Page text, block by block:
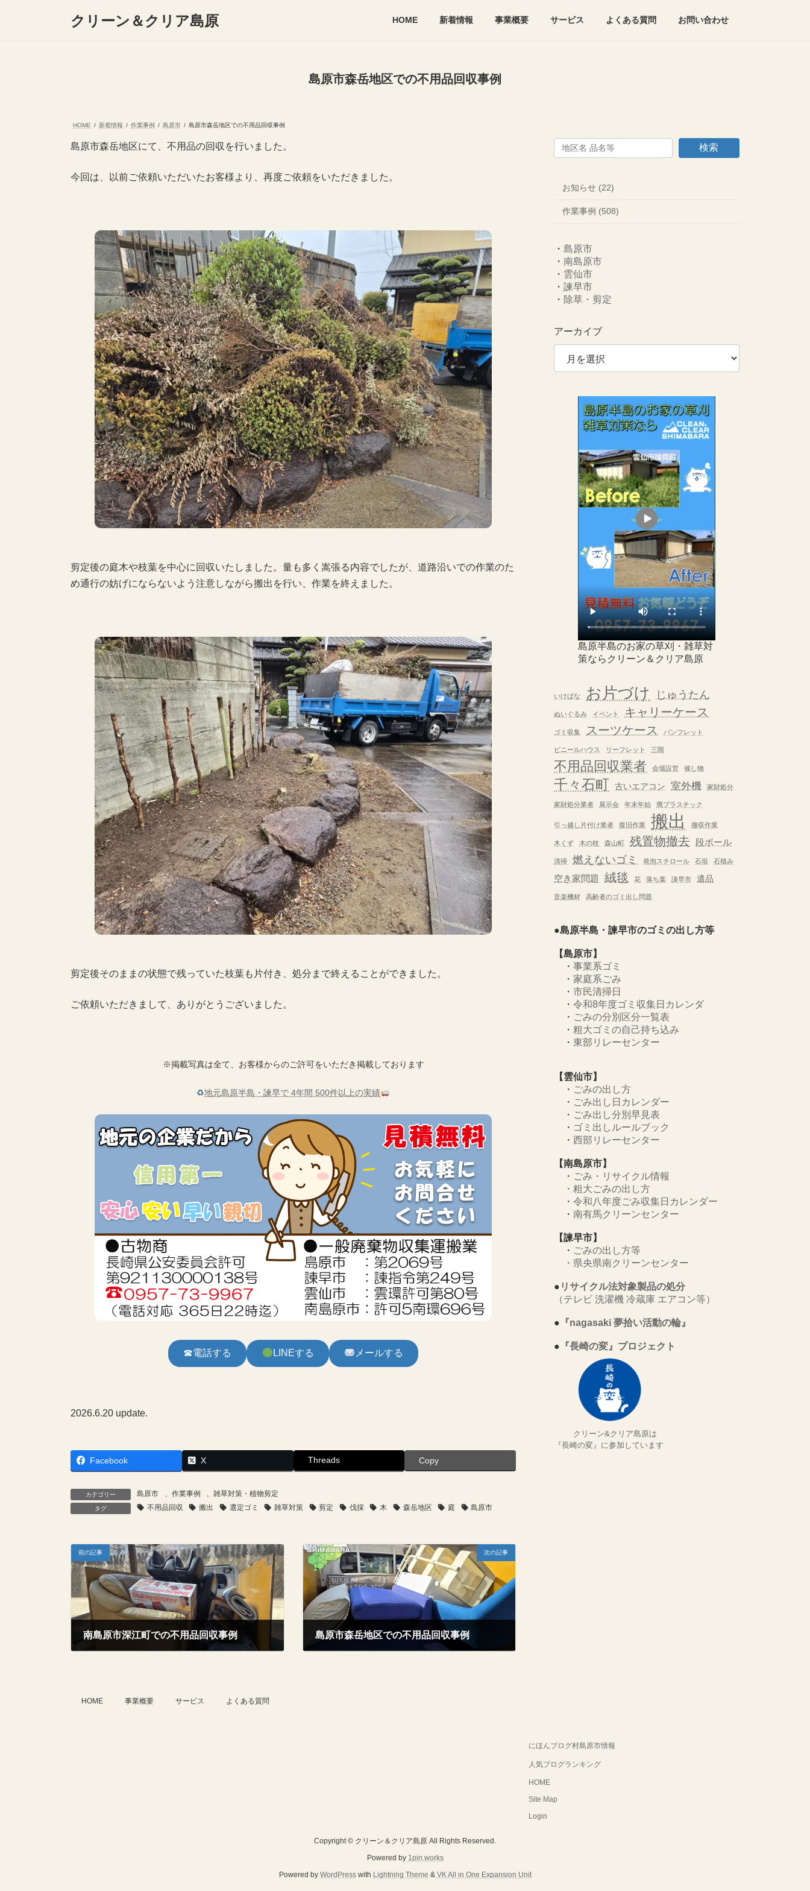
クリーン＆クリア島原 HOME 新着情報 事業概要 サービス よくある質問 お問い合わせ
島原市森岳地区での不用品回収事例
HOME 新着情報 作業事例 島原市 島原市森岳地区での不用品回収事例
島原市森岳地区にて、不用品の回収を行いました。
今回は、以前ご依頼いただいたお客様より、再度ご依頼をいただきました。
剪定後の庭木や枝葉を中心に回収いたしました。量も多く嵩張る内容でしたが、道路沿いでの作業のた
め通行の妨げにならないよう注意しながら搬出を行い、作業を終えました。
剪定後そのままの状態で残っていた枝葉も片付き、処分まで終えることができました。
ご依頼いただきまして、ありがとうございました。
※掲載写真は全て、お客様からのご許可をいただき掲載しております
♻地元島原半島・諫早で 4年間 500件以上の実績
☎電話する LINEする メールする
2026.6.20 update.
Facebook X Threads Copy
カテゴリー 島原市 作業事例 、雑草対策・植物剪定
タグ 不用品回収 搬出 選定ゴミ 雑草対策 剪定 伐採 木 森岳地区 庭 島原市
前の記事
南島原市深江町での不用品回収事例
次の記事
島原市森岳地区での不用品回収事例
検索
お知らせ (22)
作業事例 (508)
・島原市
・南島原市
・ 雲仙市
・諫早市
・ 除草・剪定
アーカイブ
島原半島のお家の草刈・雑草対
策ならクリーン＆クリア島原
いけばな お片づけ じゅうたん
ぬいぐるみ イベント キャリーケース
ゴミ収集 スーツケース パンフレット
ビニールハウス リーフレット 三階
不用品回収業者 会場設営 催し物
千々石町 古いエアコン 室外機 家財処分
家財処分業者 展示会 年末年始 廃プラスチック
引っ越し片付け業者 復旧作業 搬出 撤収作業
木くず 木の枝 森山町 残置物撤去 段ボール
清掃 燃えないゴミ 発泡スチロール 石垣 石積み
空き家問題 絨毯 花 落ち葉 諌早市 遺品
音楽機材 高齢者のゴミ出し問題
●島原半島・諫早市のゴミの出し方等
【島原市】
・事業系ゴミ
・ 家庭系ごみ
・市民清掃日
・令和8年度ゴミ収集日カレンダ
・ ごみの分別区分一覧表
・粗大ゴミの自己持ち込み
・東部リレーセンター
【雲仙市】
・ ごみの出し方
・ ごみ出し日カレンダー
・ ごみ出し分別早見表
・ ゴミ出しルールブック
・西部リレーセンター
【南島原市】
・ ごみ・リサイクル情報
・粗大ごみの出し方
・令和八年度ごみ収集日カレンダー
・南有馬クリーンセンター
【諫早市】
・ ごみの出し方等
・ 県央県南クリーンセンター
● リサイクル法対象製品の処分
（テレビ 洗濯機 冷蔵庫 エアコン等）
● 『nagasaki 夢拾い活動の輪』
● 『長崎の変』プロジェクト
クリーン&クリア島原は
『長崎の変』に参加しています
HOME 事業概要 サービス よくある質問
にほんブログ村島原市情報
人気ブログランキング
HOME
Site Map
Login
Copyright © クリーン＆クリア島原 All Rights Reserved.
Powered by 1pin.works
Powered by WordPresswith Lightning Theme & VK All in One Expansion Unit